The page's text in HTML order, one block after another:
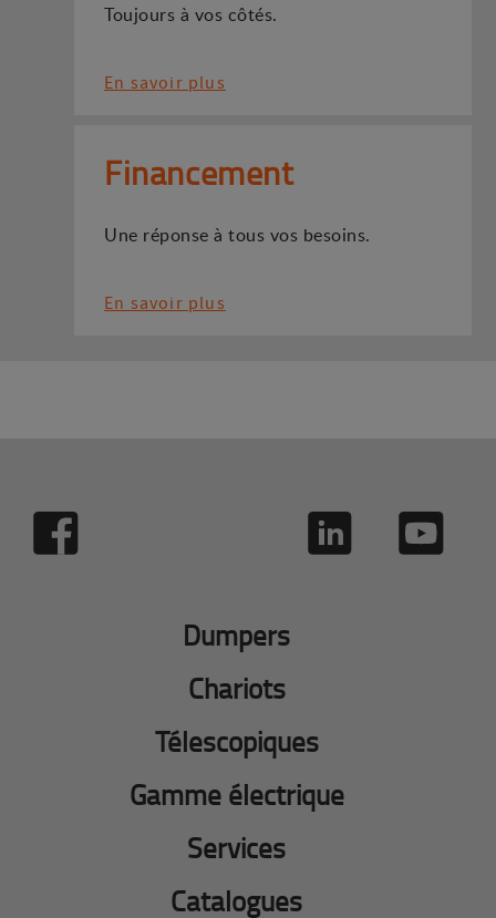
Toujours à vos côtés.
En savoir plus
Financement
Une réponse à tous vos besoins.
En savoir plus
Dumpers
Chariots
Télescopiques
Gamme électrique
Services
Catalogues